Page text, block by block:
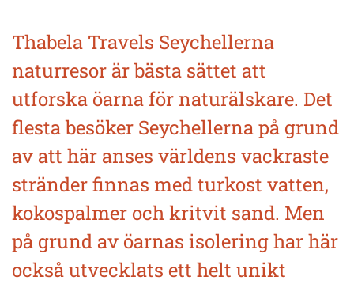
Thabela Travels Seychellerna
naturresor är bästa sättet att
utforska öarna för naturälskare. Det
flesta besöker Seychellerna på grund
av att här anses världens vackraste
stränder finnas med turkost vatten,
kokospalmer och kritvit sand. Men
på grund av öarnas isolering har här
också utvecklats ett helt unikt